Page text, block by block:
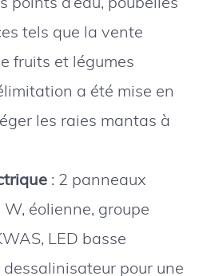
tels que la vente
fruits et légumes
a été mise en
les raies mantas à
: 2 panneaux
éolienne, groupe
LED basse
pour une